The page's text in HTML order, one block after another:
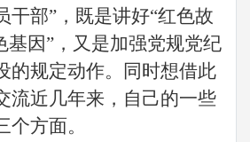
干部”，既是讲好“红色故
基因”，又是加强党规党纪
的规定动作。同时想借此
流近几年来，自己的一些
个方面。